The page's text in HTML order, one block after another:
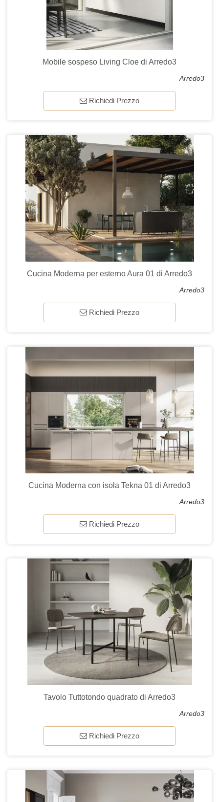
Mobile sospeso Living Cloe di Arredo3
Arredo3
Richiedi Prezzo
Cucina Moderna per esterno Aura 01 di Arredo3
Arredo3
Richiedi Prezzo
Cucina Moderna con isola Tekna 01 di Arredo3
Arredo3
Richiedi Prezzo
Tavolo Tuttotondo quadrato di Arredo3
Arredo3
Richiedi Prezzo